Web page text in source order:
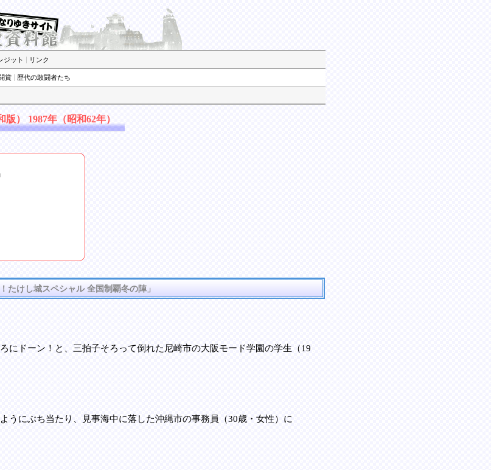
ジット | リンク
賞 | 歴代の敢闘者たち
） 1987年（昭和62年）
たけし城スペシャル 全国制覇冬の陣」
にドーン！と、三拍子そろって倒れた尼崎市の大阪モード学園の学生（19
うにぶち当たり、見事海中に落した沖縄市の事務員（30歳・女性）に